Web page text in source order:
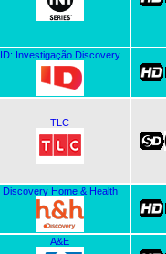
ID: Investigação Discovery
TLC
Discovery Home & Health
A&E